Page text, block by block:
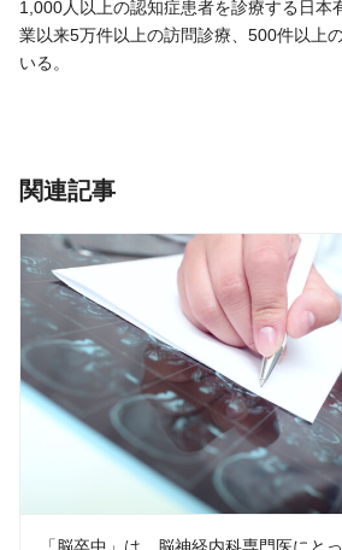
1,000人以上の認知症患者を診療する日本
業以来5万件以上の訪問診療、500件以上
いる。
関連記事
「脳卒中」は、脳神経内科専門医にと